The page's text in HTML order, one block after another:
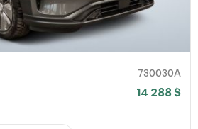
730030A
14 288 $